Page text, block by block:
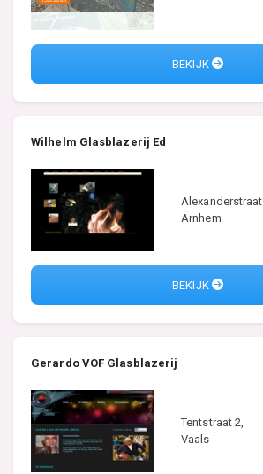
BEKIJK
Wilhelm Glasblazerij Ed
Alexanderstraat
Arnhem
BEKIJK
Gerardo VOF Glasblazerij
Tentstraat 2,
Vaals